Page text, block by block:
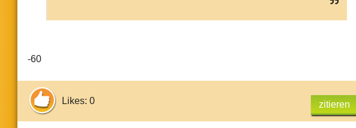
-60
Likes: 0 zitieren